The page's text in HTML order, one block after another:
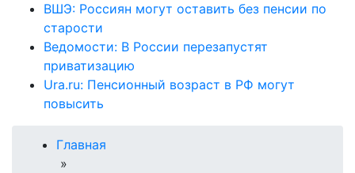
ВШЭ: Россиян могут оставить без пенсии по
старости
Ведомости: В России перезапустят
приватизацию
Ura.ru: Пенсионный возраст в РФ могут
повысить
Главная
»